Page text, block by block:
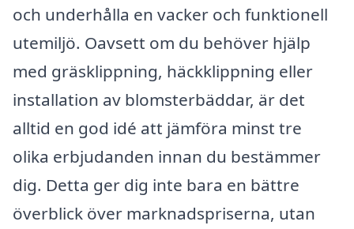
och underhålla en vacker och funktionell
utemiljö. Oavsett om du behöver hjälp
med gräsklippning, häckklippning eller
installation av blomsterbäddar, är det
alltid en god idé att jämföra minst tre
olika erbjudanden innan du bestämmer
dig. Detta ger dig inte bara en bättre
överblick över marknadspriserna, utan